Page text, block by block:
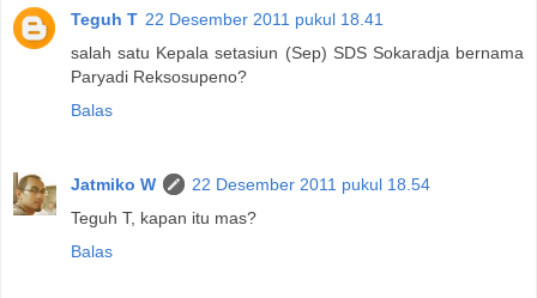
Teguh T 22 Desember 2011 pukul 18.41
salah satu Kepala setasiun (Sep) SDS Sokaradja bernama
Paryadi Reksosupeno?
Balas
Jatmiko W
22 Desember 2011 pukul 18.54
Teguh T, kapan itu mas?
Balas